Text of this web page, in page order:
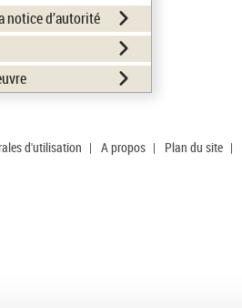
notice d’autorité
d'utilisation | A propos | Plan du site |